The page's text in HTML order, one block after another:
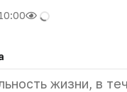
жизни, в